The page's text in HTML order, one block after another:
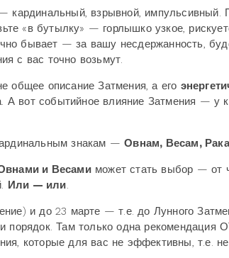
кардинальный, взрывной, импульсивный.
«в бутылку» — горлышко узкое,
бывает — за вашу несдержанность,
с вас точно возьмут.
общее описание Затмения, а его
вот событийное влияние Затмения — у
знакам —Овнам, Весам,
и Весамиможет стать выбор — от
Или — или.
и до 23 марте — т.е. до Лунного
порядок. Там только одна
которые для вас не эффективны, т.е.